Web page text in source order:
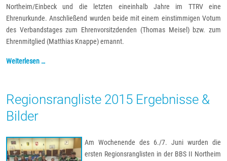
Northeim/Einbeck und die letzten eineinhalb Jahre im TTRV eine
Ehrenurkunde. Anschließend wurden beide mit einem einstimmigen Votum
des Verbandstages zum Ehrenvorsitzdenden (Thomas Meisel) bzw. zum
Ehrenmitglied (Matthias Knappe) ernannt.
Weiterlesen …
Regionsrangliste 2015 Ergebnisse &
Bilder
Am Wochenende des 6./7. Juni wurden die
ersten Regionsranglisten in der BBS II Northeim